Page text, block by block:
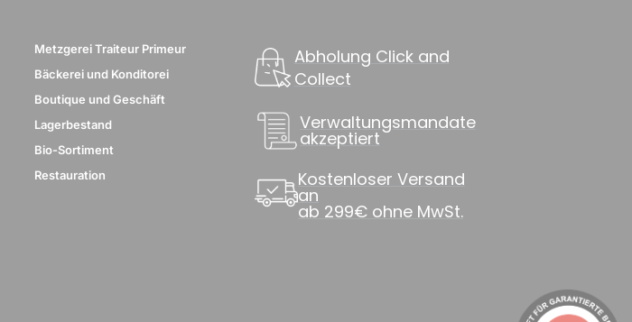
Metzgerei Traiteur Primeur
Bäckerei und Konditorei
Boutique und Geschäft
Lagerbestand
Bio-Sortiment
Restauration
Abholung Click and
Collect
Verwaltungsmandate
akzeptiert
Kostenloser Versand
an
ab 299€ ohne MwSt.